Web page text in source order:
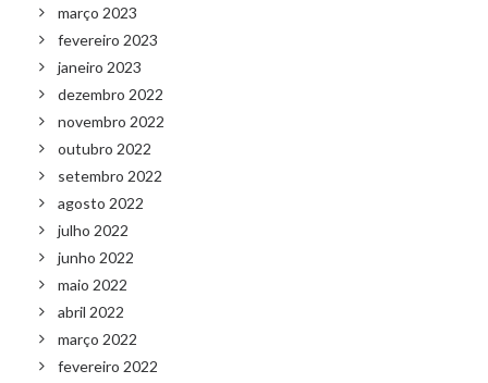
março 2023
fevereiro 2023
janeiro 2023
dezembro 2022
novembro 2022
outubro 2022
setembro 2022
agosto 2022
julho 2022
junho 2022
maio 2022
abril 2022
março 2022
fevereiro 2022